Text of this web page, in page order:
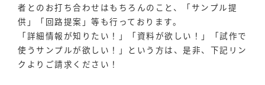
者とのお打ち合わせはもちろんのこと、「サンプル提
供」「回路提案」等も行っております。
「詳細情報が知りたい！」「資料が欲しい！」「試作で
使うサンプルが欲しい！」という方は、是非、下記リン
クよりご請求ください！